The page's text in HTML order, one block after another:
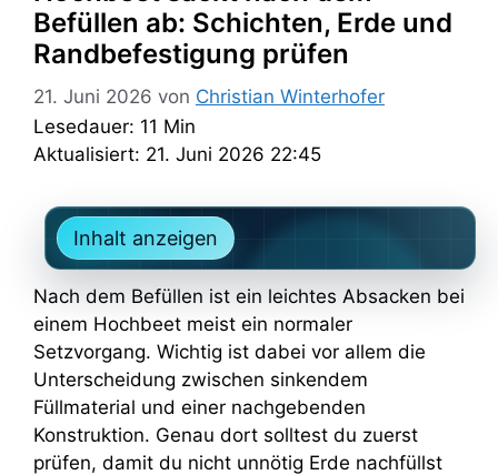
Befüllen ab: Schichten, Erde und
Randbefestigung prüfen
21. Juni 2026 von Christian Winterhofer
Lesedauer: 11 Min
Aktualisiert: 21. Juni 2026 22:45
Inhalt anzeigen
Nach dem Befüllen ist ein leichtes Absacken bei
einem Hochbeet meist ein normaler
Setzvorgang. Wichtig ist dabei vor allem die
Unterscheidung zwischen sinkendem
Füllmaterial und einer nachgebenden
Konstruktion. Genau dort solltest du zuerst
prüfen, damit du nicht unnötig Erde nachfüllst